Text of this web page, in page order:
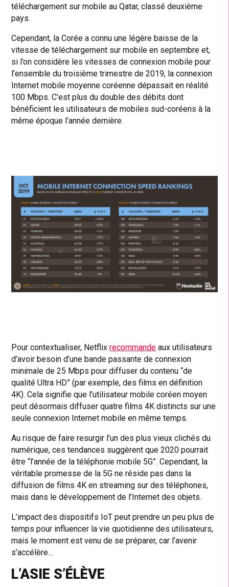
téléchargement sur mobile au Qatar, classé deuxième
pays.
Cependant, la Corée a connu une légère baisse de la
vitesse de téléchargement sur mobile en septembre et,
si l’on considère les vitesses de connexion mobile pour
l’ensemble du troisième trimestre de 2019, la connexion
Internet mobile moyenne coréenne dépassait en réalité
100 Mbps. C’est plus du double des débits dont
bénéficient les utilisateurs de mobiles sud-coréens à la
même époque l’année dernière.
Pour contextualiser, Netflixrecommande aux utilisateurs
d’avoir besoin d’une bande passante de connexion
minimale de 25 Mbps pour diffuser du contenu “de
qualité Ultra HD” (par exemple, des films en définition
4K). Cela signifie que l’utilisateur mobile coréen moyen
peut désormais diffuser quatre films 4K distincts sur une
seule connexion Internet mobile en même temps.
Au risque de faire resurgir l’un des plus vieux clichés du
numérique, ces tendances suggèrent que 2020 pourrait
être “l’année de la téléphonie mobile 5G”. Cependant, la
véritable promesse de la 5G ne réside pas dans la
diffusion de films 4K en streaming sur des téléphones,
mais dans le développement de l’Internet des objets.
L’impact des dispositifs IoT peut prendre un peu plus de
temps pour influencer la vie quotidienne des utilisateurs,
mais le moment est venu de se préparer, car l’avenir
s’accélère…
L’ASIE S’ÉLÈVE